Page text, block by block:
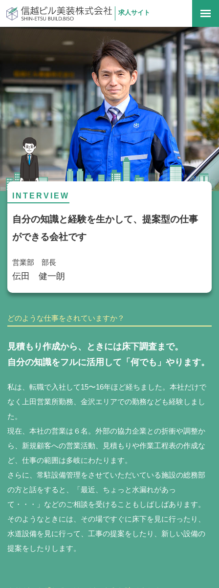
信越ビル美装株式会社
求人サイト
INTERVIEW
自分の知識と経験を生かして、提案型の仕事
ができる会社です
営業部 部長
伝田 健一朗
どのような仕事をされていますか？
見積もり作成から、ときには床下調査まで。
自分の知識をフルに活用して「何でも」やります。
私は、転職で入社して15〜16年ほど経ちました。本社だけで
なく上田営業所勤務、金沢エリアでの勤務なども経験しまし
た。
現在、本社の営業は６名。外部の協力企業との折衝や調整か
ら、新規顧客への営業活動、見積もりや作業工程表の作成な
ど、仕事の範囲は多岐にわたります。
さらに、常駐設備管理をさせていただいている施設の総務部
の方と話をすると、「最近、ちょっと水漏れがあっ
て・・・」などのご相談を受けることもしばしばあります。
そのようなときには、その場ですぐに床下を見に行ったり、
水道設備を見に行って、工事の提案をしたり、新しい設備の
提案をしたりします。